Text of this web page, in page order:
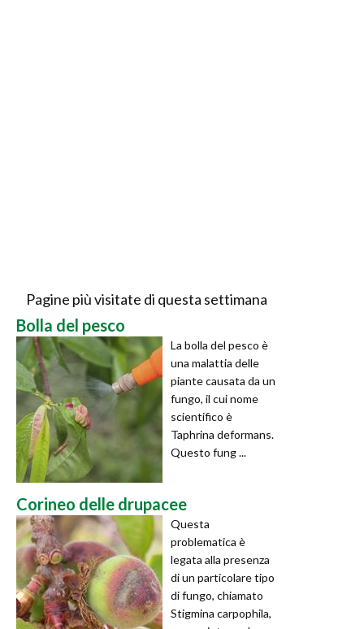
Pagine più visitate di questa settimana
Bolla del pesco
La bolla del pesco è
una malattia delle
piante causata da un
fungo, il cui nome
scientifico è
Taphrina deformans.
Questo fung ...
Corineo delle drupacee
Questa
problematica è
legata alla presenza
di un particolare tipo
di fungo, chiamato
Stigmina carpophila,